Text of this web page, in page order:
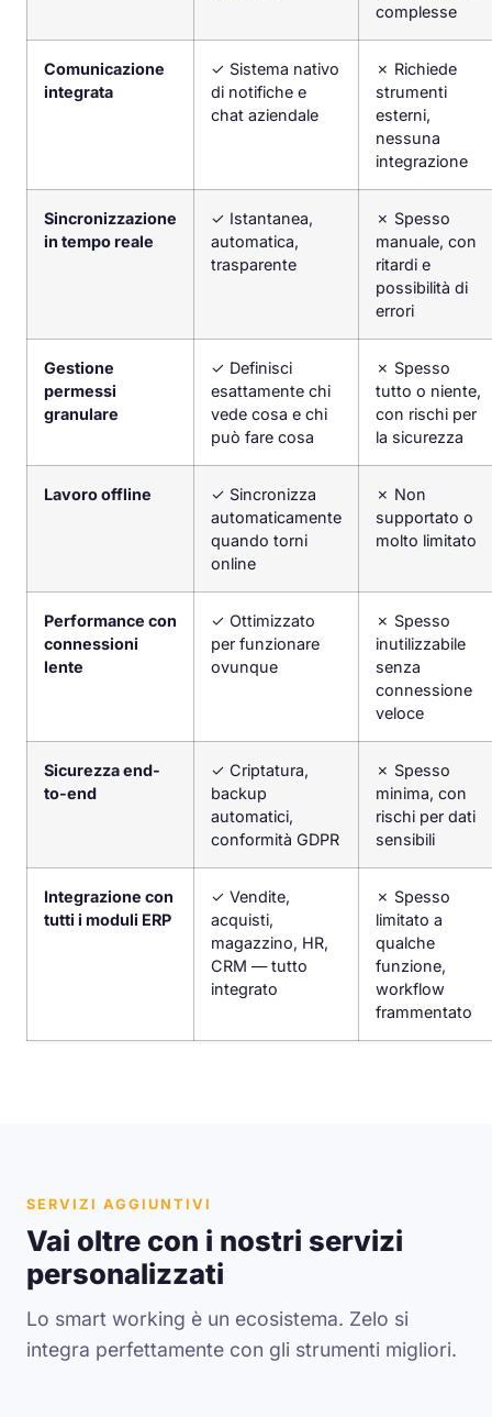
complesse
Comunicazione
integrata
✓ Sistema nativo
di notifiche e
chat aziendale
✗ Richiede
strumenti
esterni,
nessuna
integrazione
Sincronizzazione
in tempo reale
✓ Istantanea,
automatica,
trasparente
✗ Spesso
manuale, con
ritardi e
possibilità di
errori
Gestione
permessi
granulare
✓ Definisci
esattamente chi
vede cosa e chi
può fare cosa
✗ Spesso
tutto o niente,
con rischi per
la sicurezza
Lavoro offline ✓ Sincronizza
automaticamente
quando torni
online
✗ Non
supportato o
molto limitato
Performance con
connessioni
lente
✓ Ottimizzato
per funzionare
ovunque
✗ Spesso
inutilizzabile
senza
connessione
veloce
Sicurezza end-
to-end
✓ Criptatura,
backup
automatici,
conformità GDPR
✗ Spesso
minima, con
rischi per dati
sensibili
Integrazione con
tutti i moduli ERP
✓ Vendite,
acquisti,
magazzino, HR,
CRM — tutto
integrato
✗ Spesso
limitato a
qualche
funzione,
workflow
frammentato
SERVIZI AGGIUNTIVI
Vai oltre con i nostri servizi
personalizzati
Lo smart working è un ecosistema. Zelo si
integra perfettamente con gli strumenti migliori.